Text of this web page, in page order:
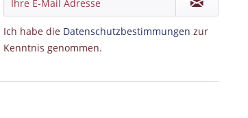
Ich habe die Datenschutzbestimmungen zur
Kenntnis genommen.